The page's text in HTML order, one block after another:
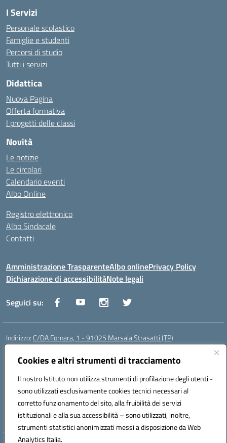
Cookies e altri strumenti di tracciamento
Il nostro Istituto non utilizza strumenti di profilazione degli utenti -
sono utilizzati esclusivamente cookies tecnici necessari al
corretto funzionamento del sito, alla fruibilità dei servizi
istituzionali e alla sua accessibilità – sono utilizzati, inoltre,
strumenti statistici anonimizzati messi a disposizione da Web
Analytics Italia.
I Servizi
Personale scolastico
Famiglie e studenti
Percorsi di studio
Tutti i servizi
Didattica
Nuova Pagina
Offerta formativa
I progetti delle classi
Novità
Le notizie
Le circolari
Calendario eventi
Albo Online
Registro elettronico
Albo Sindacale
Contatti
Amministrazione TrasparenteAlbo onlinePrivacy Policy
Dichiarazione di accessibilitàNote legali
Seguici su:
Indirizzo: C/DA Fornara, 1 - 91025 Marsala Strasatti (TP)
Centralino:
Posta elettronica certificata (PEC):tpic81600v@pec.istruzione.it
Codice fiscale: 82006360810
Codice meccanografico:TPIC81600V
Codice Indice delle Pubbliche Amministrazioni (IPA): istsc_tpic81600v
Codice unico di fatturazione (CUF): UFODYY